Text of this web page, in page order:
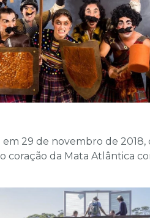
em 29 de novembro de 2018,
coração da Mata Atlântica